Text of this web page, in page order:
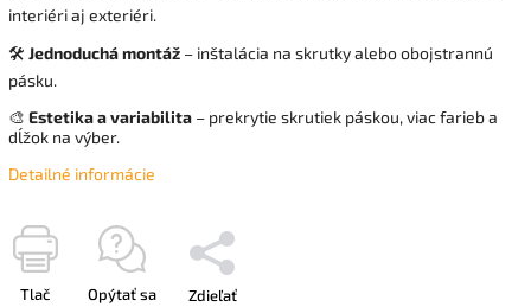
interiéri aj exteriéri.
🛠️ Jednoduchá montáž – inštalácia na skrutky alebo obojstrannú
pásku.
🎨 Estetika a variabilita – prekrytie skrutiek páskou, viac farieb a
dĺžok na výber.
Detailné informácie
Tlač Opýtať sa Zdieľať